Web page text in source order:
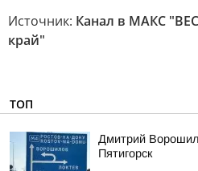
Источник: Канал в МАКС
край"
ТОП
Дмитрий
Пятигорск